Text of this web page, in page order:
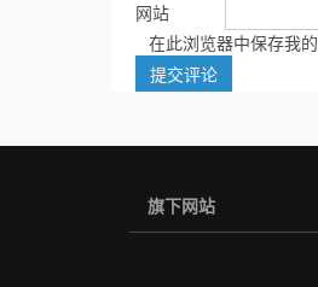
网站
在此浏览器中保存我
旗下网站